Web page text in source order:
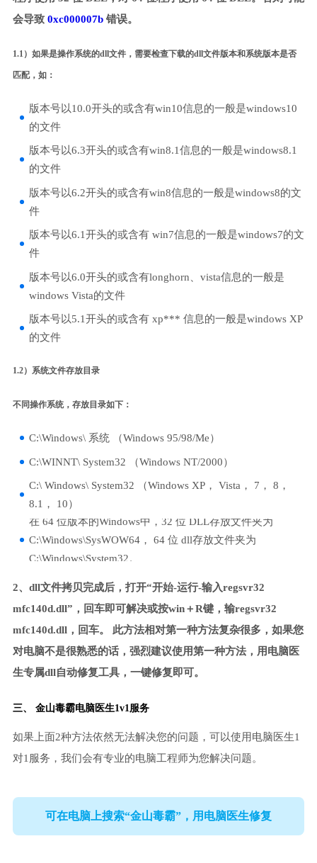
会导致 0xc000007b错误。
1.1）如果是操作系统的dll文件，需要检查下载的dll文件版本和系统版本是否
匹配，如：
版本号以10.0开头的或含有win10信息的一般是windows10
的文件
版本号以6.3开头的或含有win8.1信息的一般是windows8.1
的文件
版本号以6.2开头的或含有win8信息的一般是windows8的文
件
版本号以6.1开头的或含有 win7信息的一般是windows7的文
件
版本号以6.0开头的或含有longhorn、vista信息的一般是
windows Vista的文件
版本号以5.1开头的或含有 xp*** 信息的一般是windows XP
的文件
1.2）系统文件存放目录
不同操作系统，存放目录如下：
C:\Windows\ 系统 （Windows 95/98/Me）
C:\WINNT\ System32 （Windows NT/2000）
C:\ Windows\ System32 （Windows XP， Vista， 7， 8，
8.1， 10）
在 64 位版本的Windows中，32 位 DLL存放文件夹为
C:\Windows\SysWOW64， 64 位 dll存放文件夹为
C:\Windows\System32。
2、dll文件拷贝完成后，打开“开始-运行-输入regsvr32
mfc140d.dll”，回车即可解决或按win＋R键，输regsvr32
mfc140d.dll，回车。 此方法相对第一种方法复杂很多，如果您
对电脑不是很熟悉的话，强烈建议使用第一种方法，用电脑医
生专属dll自动修复工具，一键修复即可。
三、 金山毒霸电脑医生1v1服务
如果上面2种方法依然无法解决您的问题，可以使用电脑医生1
对1服务，我们会有专业的电脑工程师为您解决问题。
可在电脑上搜索“金山毒霸”，用电脑医生修复